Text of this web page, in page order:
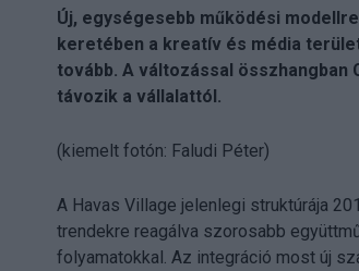
Új, egységesebb működési
keretében a kreatív és média
tovább. A változással összhangban
távozik a vállalattól.
(kiemelt fotón: Faludi Péter)
A Havas Village jelenlegi struktúrája
trendekre reagálva szorosabb
folyamatokkal. Az integráció most új